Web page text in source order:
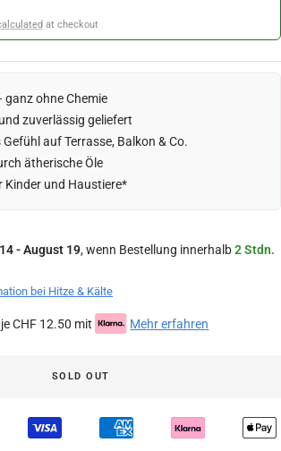
at checkout
ohne Chemie
zuverlässig geliefert
auf Terrasse, Balkon & Co.
ätherische Öle
Kinder und Haustiere*
- August 19, wenn Bestellung innerhalb2 Stdn.
bei Hitze & Kälte
CHF 12.50 mit Mehr erfahren
SOLD OUT